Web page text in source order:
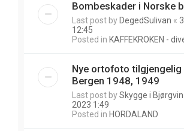
Bombeskader i Norske
Last post by DegedSulivan «
12:45
Posted in KAFFEKROKEN -
Nye ortofoto tilgjengelig
Bergen 1948, 1949
Last post bySkygge i Bjørgvin
2023 1:49
Posted in HORDALAND